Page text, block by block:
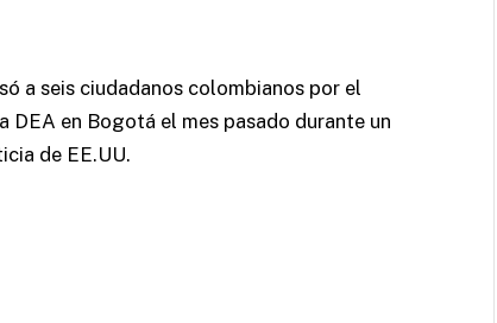
a seis ciudadanos colombianos por el
DEA en Bogotá el mes pasado durante un
de EE.UU.